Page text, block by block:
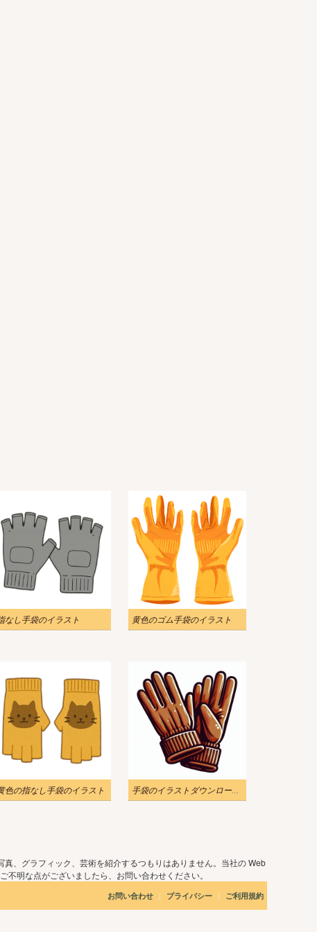
なし手袋のイラスト 黄色のゴム手袋のイラスト
色の指なし手袋のイラスト 手袋のイラストダウンロード 2
、グラフィック、芸術を紹介するつもりはありません。当社の Web
明な点がございましたら、お問い合わせください。
お問い合わせ | プライバシー | ご利用規約